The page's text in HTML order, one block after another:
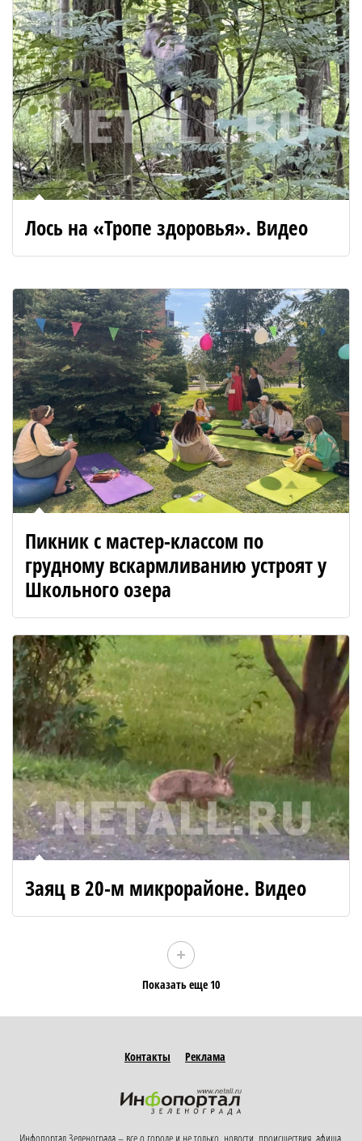
Лось на «Тропе здоровья». Видео
Пикник с мастер-классом по
грудному вскармливанию устроят у
Школьного озера
Заяц в 20-м микрорайоне. Видео
Показать еще 10
Контакты Реклама
Инфопортал Зеленограда – все о городе и не только, новости, происшествия, афиша,